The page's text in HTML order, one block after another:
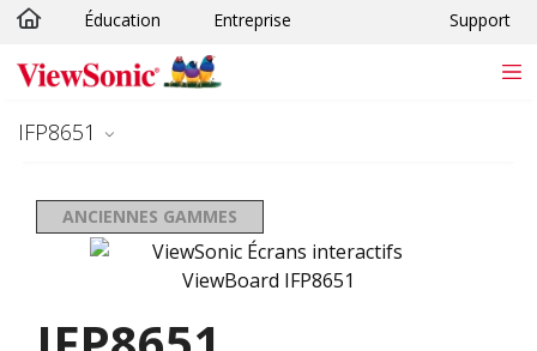
Passer au contenu principal
Éducation Entreprise Support
IFP8651
ANCIENNES GAMMES